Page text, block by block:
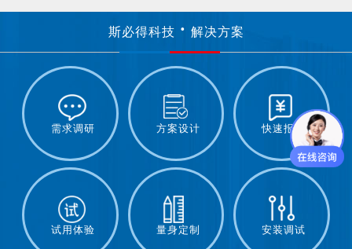
斯必得科技 解决方案
需求调研 方案设计 快速报价
试用体验 量身定制 安装调试